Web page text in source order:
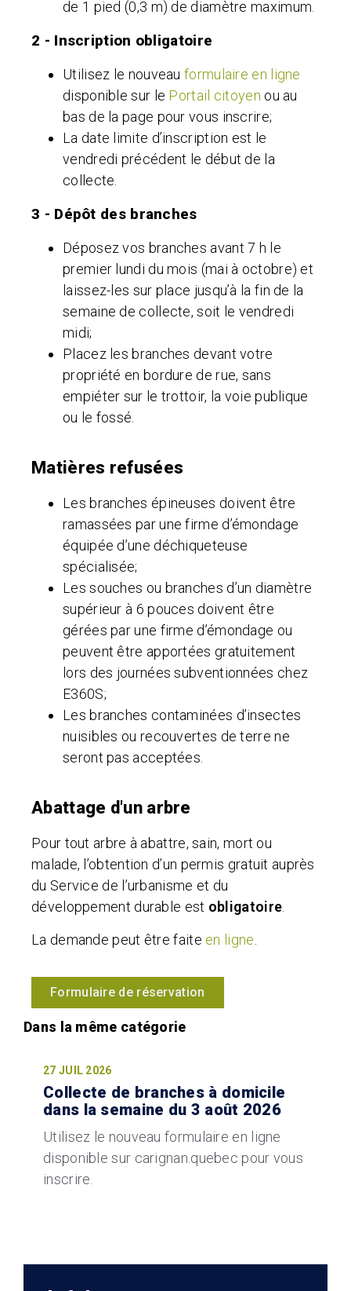
de 1 pied (0,3 m) de diamètre maximum.
2 - Inscription obligatoire
Utilisez le nouveauformulaire en ligne
disponible sur le Portail citoyen ou au
bas de la page pour vous inscrire;
La date limite d’inscription est le
vendredi précédent le début de la
collecte.
3 - Dépôt des branches
Déposez vos branches avant 7 h le
premier lundi du mois (mai à octobre) et
laissez-les sur place jusqu’à la fin de la
semaine de collecte, soit le vendredi
midi;
Placez les branches devant votre
propriété en bordure de rue, sans
empiéter sur le trottoir, la voie publique
ou le fossé.
Matières refusées
Les branches épineuses doivent être
ramassées par une firme d’émondage
équipée d’une déchiqueteuse
spécialisée;
Les souches ou branches d’un diamètre
supérieur à 6 pouces doivent être
gérées par une firme d’émondage ou
peuvent être apportées gratuitement
lors des journées subventionnées chez
E360S;
Les branches contaminées d’insectes
nuisibles ou recouvertes de terre ne
seront pas acceptées.
Abattage d'un arbre
Pour tout arbre à abattre, sain, mort ou
malade, l’obtention d’un permis gratuit auprès
du Service de l’urbanisme et du
développement durable est obligatoire.
La demande peut être faite en ligne
Formulaire de réservation
27 JUIL 2026
Collecte de branches à domicile
dans la semaine du 3 août 2026
Utilisez le nouveau formulaire en ligne
disponible sur carignan.quebec pour vous
inscrire.